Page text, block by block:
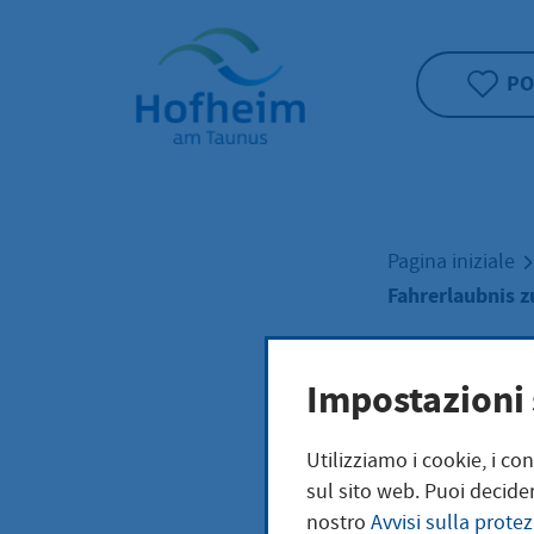
Home"
Pagina iniziale
Fahrerlaubnis
Utilizziamo i cookie, i
sul sito web. Puoi
nostro Avvisi sulla